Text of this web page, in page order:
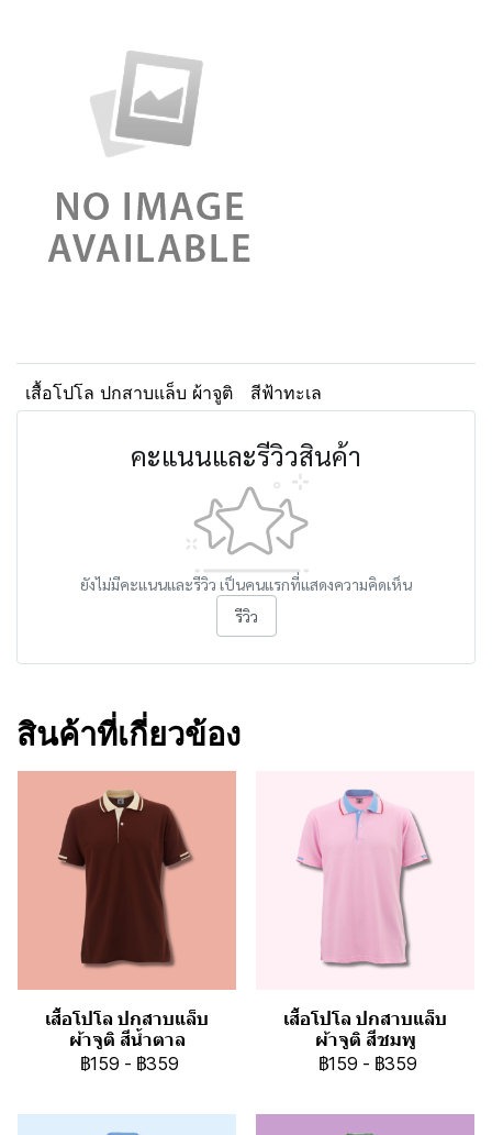
เสื้อโปโล ปกสาบแล็บ ผ้าจูติ สีฟ้าทะเล
คะแนนและรีวิวสินค้า
ยังไม่มีคะแนนและรีวิว เป็นคนแรกที่แสดงความคิดเห็น
รีวิว
สินค้าที่เกี่ยวข้อง
เสื้อโปโล ปกสาบแล็บ
ผ้าจูติ สีน้ำตาล
฿159 - ฿359
เสื้อโปโล ปกสาบแล็บ
ผ้าจูติ สีชมพู
฿159 - ฿359